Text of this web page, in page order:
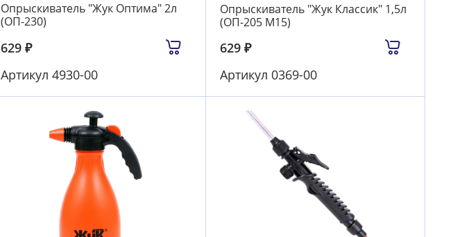
Опрыскиватель "Жук Оптима" 2л
(ОП-230)
629 ₽
Артикул 4930-00
Опрыскиватель "Жук Классик" 1,5л
(ОП-205 М15)
629 ₽
Артикул 0369-00